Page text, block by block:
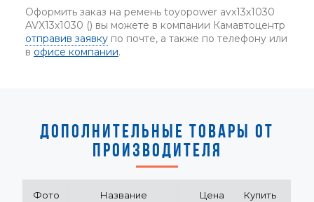
Оформить заказ на ремень toyopower avx13x1030
AVX13x1030 () вы можете в компании Камавтоцентр
отправив заявку по почте, а также по телефону или
в офисе компании.
ДОПОЛНИТЕЛЬНЫЕ ТОВАРЫ ОТ
ПРОИЗВОДИТЕЛЯ
Фото Название Цена Купить